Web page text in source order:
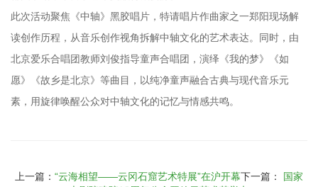
此次活动聚焦《中轴》黑胶唱片，特请唱片作曲家之一郑阳现场解
读创作历程，从音乐创作视角拆解中轴文化的艺术表达。同时，由
北京爱乐合唱团教师刘俊指导童声合唱团，演绎《我的梦》《如
愿》《故乡是北京》等曲目，以纯净童声融合古典与现代音乐元
素，用旋律唤醒公众对中轴文化的记忆与情感共鸣。
上一篇： “云海相望——云冈石窟艺术特展”在沪开幕下一篇：
国家